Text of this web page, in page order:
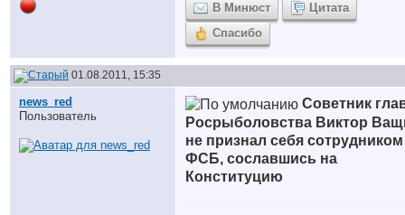
В Минюст
Цитата
Спасибо
01.08.2011, 15:35
news_red
Пользователь
Советник
Росрыболовства Виктор
не признал себя сотрудником
ФСБ, сославшись на
Конституцию